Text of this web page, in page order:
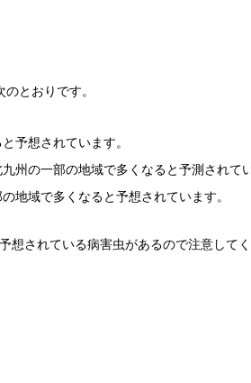
とおりです。
予想されています。
州の一部の地域で多くなると予測されてい
地域で多くなると予想されています。
されている病害虫があるので注意してく